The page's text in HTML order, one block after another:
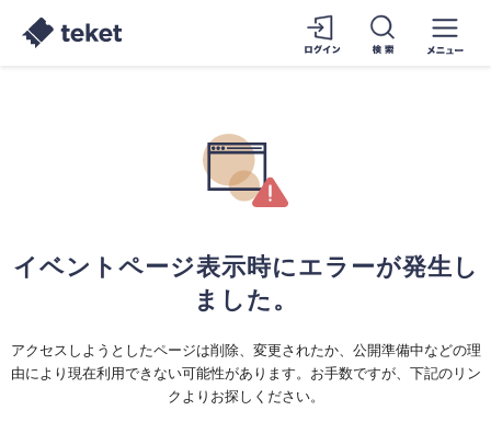
イベントページ表示時にエラーが発生し
ました。
アクセスしようとしたページは削除、変更されたか、公開準備中などの理
由により現在利用できない可能性があります。お手数ですが、下記のリン
クよりお探しください。